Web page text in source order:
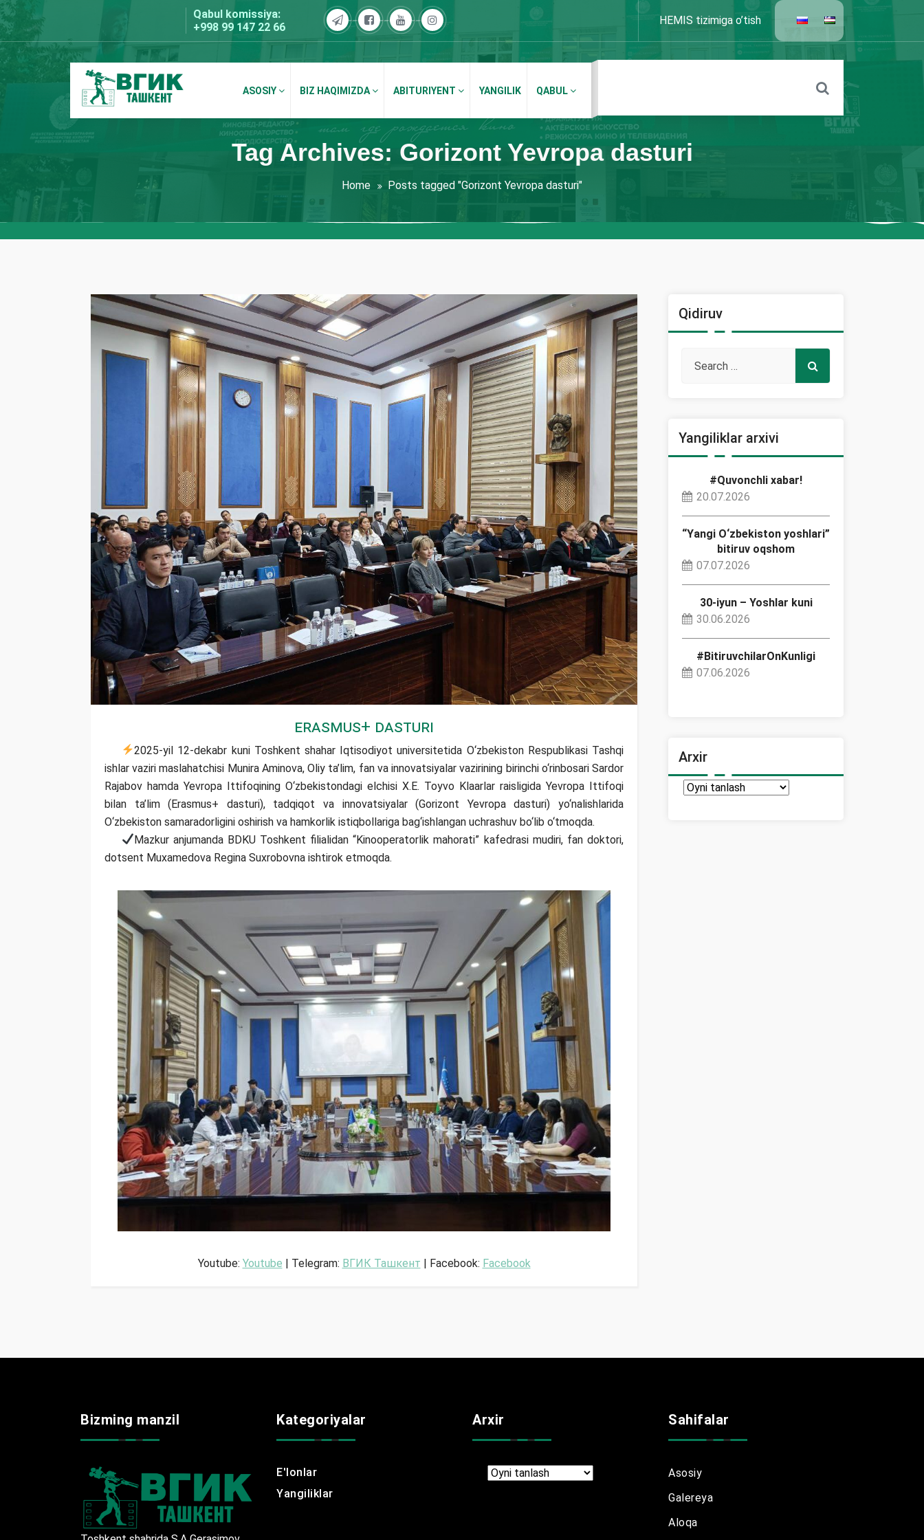
Skip
to
content
Qabul komissiya:
+998 99 147 22 66
HEMIS tizimiga o’tish
BDKU Toshkent
ASOSIY BIZ HAQIMIZDA ABITURIYENT YANGILIK QABUL
Tag Archives: Gorizont Yevropa dasturi
Home Posts tagged "Gorizont Yevropa dasturi"
Erasmus+ dasturi
2025-yil 12-dekabr kuni Toshkent shahar Iqtisodiyot universitetida O‘zbekiston Respublikasi Tashqi
ishlar vaziri maslahatchisi Munira Aminova, Oliy ta’lim, fan va innovatsiyalar vazirining birinchi o‘rinbosari Sardor
Rajabov hamda Yevropa Ittifoqining O‘zbekistondagi elchisi X.E. Toyvo Klaarlar raisligida Yevropa Ittifoqi
bilan ta’lim (Erasmus+ dasturi), tadqiqot va innovatsiyalar (Gorizont Yevropa dasturi) yo‘nalishlarida
O‘zbekiston samaradorligini oshirish va hamkorlik istiqbollariga bag‘ishlangan uchrashuv bo‘lib o‘tmoqda.
Mazkur anjumanda BDKU Toshkent filialidan “Kinooperatorlik mahorati” kafedrasi mudiri, fan doktori,
dotsent Muxamedova Regina Suxrobovna ishtirok etmoqda.
Youtube: Youtube | Telegram: ВГИК Ташкент | Facebook: Facebook
Qidiruv
Yangiliklar arxivi
#Quvonchli xabar!
20.07.2026
“Yangi O‘zbekiston yoshlari”
bitiruv oqshom
07.07.2026
30-iyun – Yoshlar kuni
30.06.2026
#BitiruvchilarOnKunligi
07.06.2026
Arxir
Arxir
Bizming manzil Kategoriyalar
E'lonlar
Yangiliklar
Arxir
Arxir
Sahifalar
Asosiy
Galereya
Aloqa